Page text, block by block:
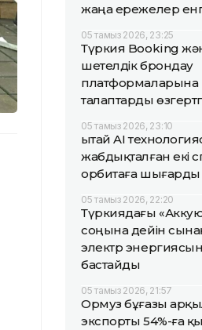
жаңа ережелер
05 тамыз 2026, 23:25
Түркия Booking
шетелдік брондау
платформаларына
талаптарды
05 тамыз 2026, 23:10
Қытай AI
жабдықталған екі
орбитаға шығарды
05 тамыз 2026, 22:20
Түркиядағы
соңына дейін
электр
бастайды
05 тамыз 2026, 21:57
Ормуз бұғазы
экспорты 54%-ға